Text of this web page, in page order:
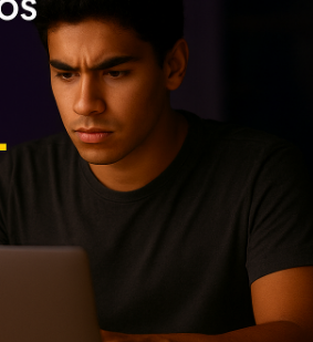
– 2025 (Pós-
– 2025 (Pós-Edital)
(Pós-Edital)
(Pós-Edital)